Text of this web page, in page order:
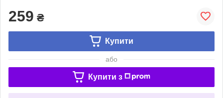
259 ₴
Купити
або
Купити з